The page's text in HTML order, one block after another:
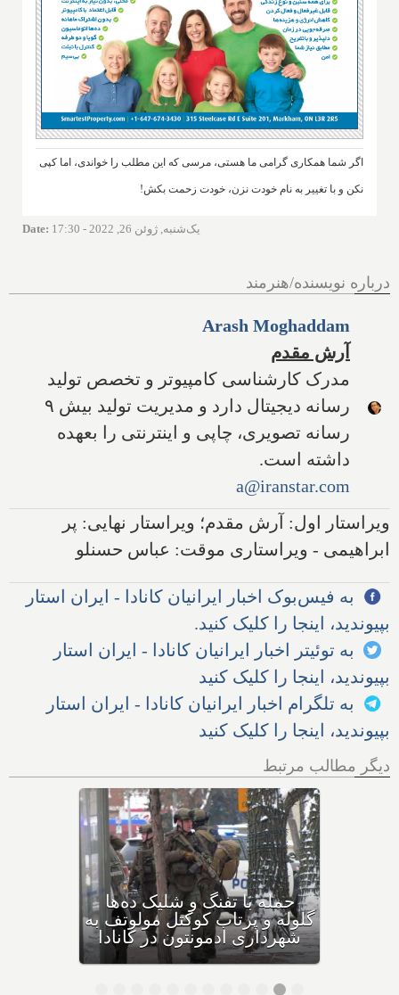
اگر شما همکاری گرامی ما هستی، مرسی که این مطلب را خواندی، اما کپی
نکن و با تغییر به نام خودت نزن، خودت زحمت بکش!
Date: یک‌شنبه, ژوئن 26, 2022 - 17:30
درباره نویسنده/هنرمند
Arash Moghaddam
آرش مقدم
مدرک کارشناسی کامپیوتر و تخصص تولید
رسانه دیجیتال دارد و مدیریت تولید بیش ۹
رسانه تصویری، چاپی و اینترنتی را بعهده
داشته است.
a@iranstar.com
ویراستار اول: آرش مقدم؛ ویراستار نهایی: پر
ابراهیمی - ویراستاری موقت: عباس حسنلو
به فیس‌بوک اخبار ایرانیان کانادا - ایران استار
بپیوندید، اینجا را کلیک کنید.
به توئیتر اخبار ایرانیان کانادا - ایران استار
بپیوندید، اینجا را کلیک کنید
به تلگرام اخبار ایرانیان کانادا - ایران استار
بپیوندید، اینجا را کلیک کنید
دیگر مطالب مرتبط
بهداشت کانادا: این داروی
کودکان، ماست و چیا، را
مصرف نکنید و این تشک نیز
احتمال خفگی دارد